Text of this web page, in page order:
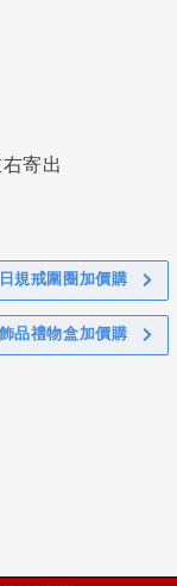
寄出
日規戒圍圈加價購
飾品禮物盒加價購